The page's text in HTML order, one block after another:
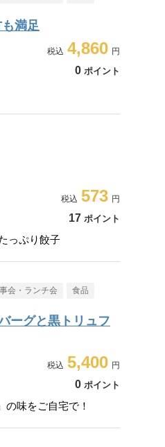
満足
4,860
0 ポイント
573
17 ポイント
っぷり餃子
会・ランチ会 食品
ーグと黒トリュフ
5,400
0 ポイント
味をご自宅で！